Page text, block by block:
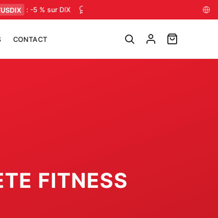
: -5 % sur DIX Conseils muscu, nutrition & mental —
CONTACT
FITNESS